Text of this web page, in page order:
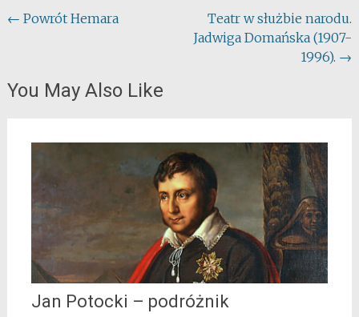
Post
← Powrót Hemara
Teatr w służbie narodu.
Jadwiga Domańska (1907-
1996). →
You May Also Like
Jan Potocki – podróżnik